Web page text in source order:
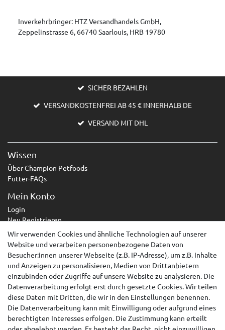
Inverkehrbringer: HTZ Versandhandels GmbH,
Zeppelinstrasse 6, 66740 Saarlouis, HRB 19780
SICHER BEZAHLEN
VERSANDKOSTENFREI AB 45 € INNERHALB DE
VERSAND MIT DHL
Wissen
Über Champion Petfoods
Futter-FAQs
Mein Konto
Login
Neu Registrieren
Service
Zahlungsarten
Versandarten & -kosten
Kontakt
Widerrufsrecht
Widerruf erklären
AGB
Wir verwenden Cookies und ähnliche Technologien auf unserer
Website und verarbeiten personenbezogene Daten von
Besucher:innen unserer Webseite (z.B. IP-Adresse), um z.B. Inhalte
und Anzeigen zu personalisieren, Medien von Drittanbietern
einzubinden oder Zugriffe auf unsere Website zu analysieren. Die
Datenverarbeitung erfolgt erst durch gesetzte Cookies. Wir teilen
diese Daten mit Dritten, die wir in den Einstellungen benennen.
Die Datenverarbeitung kann mit Einwilligung oder aufgrund eines
berechtigten Interesses erfolgen. Die Zustimmung kann erteilt